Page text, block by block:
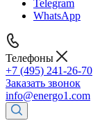
Telegram
WhatsApp
Телефоны
+7 (495) 241-26-70
Заказать звонок
info@energo1.com